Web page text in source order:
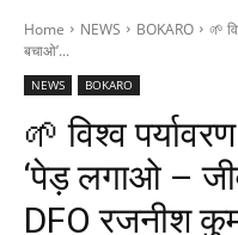
Home NEWS BOKARO
🌱
बचाओ’...
NEWS BOKARO
🌱 विश्व
‘पेड़ लगाओ –
DFO रजनीश